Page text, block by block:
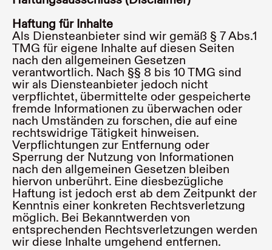
Haftung für Inhalte
Als Diensteanbieter sind wir gemäß § 7 Abs.1
TMG für eigene Inhalte auf diesen Seiten
nach den allgemeinen Gesetzen
verantwortlich. Nach §§ 8 bis 10 TMG sind
wir als Diensteanbieter jedoch nicht
verpflichtet, übermittelte oder gespeicherte
fremde Informationen zu überwachen oder
nach Umständen zu forschen, die auf eine
rechtswidrige Tätigkeit hinweisen.
Verpflichtungen zur Entfernung oder
Sperrung der Nutzung von Informationen
nach den allgemeinen Gesetzen bleiben
hiervon unberührt. Eine diesbezügliche
Haftung ist jedoch erst ab dem Zeitpunkt der
Kenntnis einer konkreten Rechtsverletzung
möglich. Bei Bekanntwerden von
entsprechenden Rechtsverletzungen werden
wir diese Inhalte umgehend entfernen.